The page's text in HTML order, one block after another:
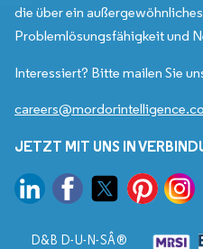
die über ein
Problemlösungsfähigkeit und
Interessiert? Bitte mailen Sie
JETZT MIT UNS IN
D&B D-U-N-SÂ®